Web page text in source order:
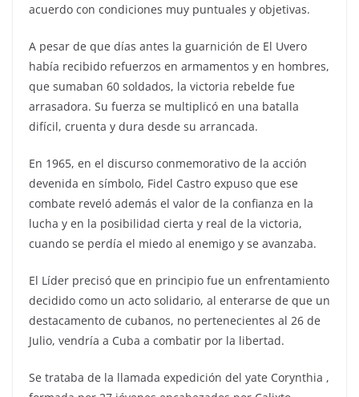
acuerdo con condiciones muy puntuales y objetivas.
A pesar de que días antes la guarnición de El Uvero
había recibido refuerzos en armamentos y en hombres,
que sumaban 60 soldados, la victoria rebelde fue
arrasadora. Su fuerza se multiplicó en una batalla
difícil, cruenta y dura desde su arrancada.
En 1965, en el discurso conmemorativo de la acción
devenida en símbolo, Fidel Castro expuso que ese
combate reveló además el valor de la confianza en la
lucha y en la posibilidad cierta y real de la victoria,
cuando se perdía el miedo al enemigo y se avanzaba.
El Líder precisó que en principio fue un enfrentamiento
decidido como un acto solidario, al enterarse de que un
destacamento de cubanos, no pertenecientes al 26 de
Julio, vendría a Cuba a combatir por la libertad.
Se trataba de la llamada expedición del yate Corynthia ,